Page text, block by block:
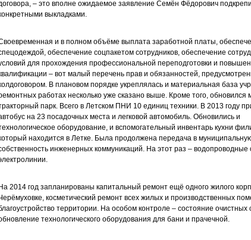
– это вполне ожидаемое заявление Семён Фёдорович
выкладками.
и в полном объёме выплата заработной платы,
обеспечение соцпакетом сотрудников, обеспечение
для прохождения профессиональной переподготовки и
– вот малый перечень прав и обязанностей,
В плановом порядке укреплялась и материальная база
работах несколько уже сказано выше. Кроме того,
парк. Всего в Летском ПНИ 10 единиц техники. В 2013 году
на 23 посадочных места и легковой автомобиль. Обновились и
оборудование, и вспомогательный инвентарь кухни
находится в Летке. Была продолжена передача в
инженерных коммуникаций. На этот раз – водопроводные
На 2014 год запланированы капитальный ремонт ещё одного жилого
косметический ремонт всех жилых и производственных
территории. На особом контроле – состояние очистных
технологического оборудования для бани и прачечной.